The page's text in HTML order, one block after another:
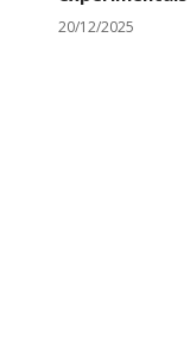
20/12/2025